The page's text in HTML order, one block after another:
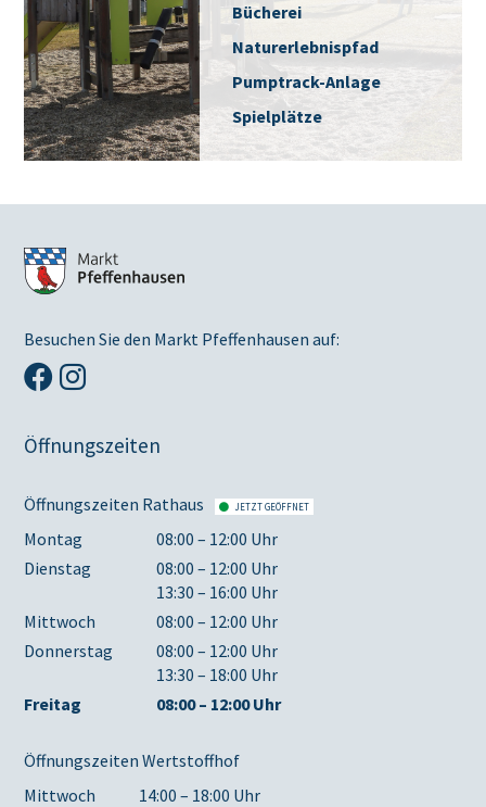
Bücherei
Naturerlebnispfad
Pumptrack-Anlage
Spielplätze
Besuchen Sie den Markt Pfeffenhausen auf:
Öffnungszeiten
Öffnungszeiten Rathaus JETZT GEÖFFNET
Montag
08:00 – 12:00 Uhr
Dienstag
08:00 – 12:00 Uhr
13:30 – 16:00 Uhr
Mittwoch
08:00 – 12:00 Uhr
Donnerstag
08:00 – 12:00 Uhr
13:30 – 18:00 Uhr
Freitag
08:00 – 12:00 Uhr
Öffnungszeiten Wertstoffhof
Mittwoch
14:00 – 18:00 Uhr